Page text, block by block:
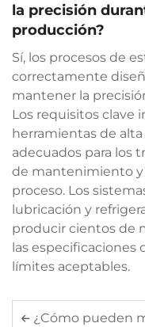
la precisión
producción?
Sí, los procesos de
correctamente
mantener la
Los requisitos clave
herramientas de
adecuados para los
de mantenimiento
proceso. Los
lubricación y
producir cientos de
las especificaciones
límites aceptables.
¿Cómo pueden mejorar las piezas estampadas la precisión de sus diseños de